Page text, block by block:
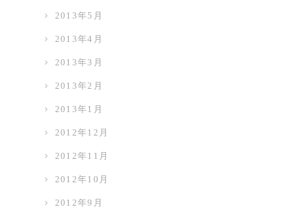
2013年5月
2013年4月
2013年3月
2013年2月
2013年1月
2012年12月
2012年11月
2012年10月
2012年9月